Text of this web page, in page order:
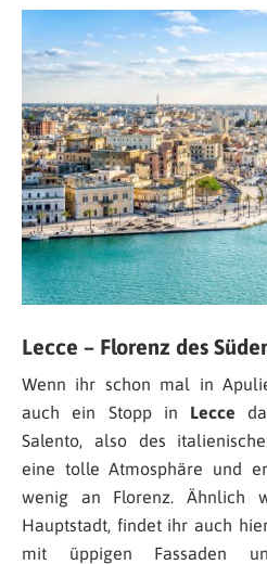
Lecce – Florenz des
Wenn ihr schon mal in
auch ein Stopp in Lecce
Salento, also des
eine tolle Atmosphäre und
wenig an Florenz. Ähnlich
Hauptstadt, findet ihr auch
mit üppigen Fassaden